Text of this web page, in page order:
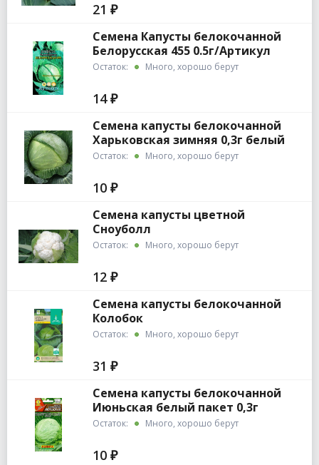
21 ₽
Семена Капусты белокочанной
Белорусская 455 0.5г/Артикул
Остаток: Много, хорошо берут
14 ₽
Семена капусты белокочанной
Харьковская зимняя 0,3г белый
пакет
Остаток: Много, хорошо берут
10 ₽
Семена капусты цветной
Сноуболл
Остаток: Много, хорошо берут
12 ₽
Семена капусты белокочанной
Колобок
Остаток: Много, хорошо берут
31 ₽
Семена капусты белокочанной
Июньская белый пакет 0,3г
Остаток: Много, хорошо берут
10 ₽